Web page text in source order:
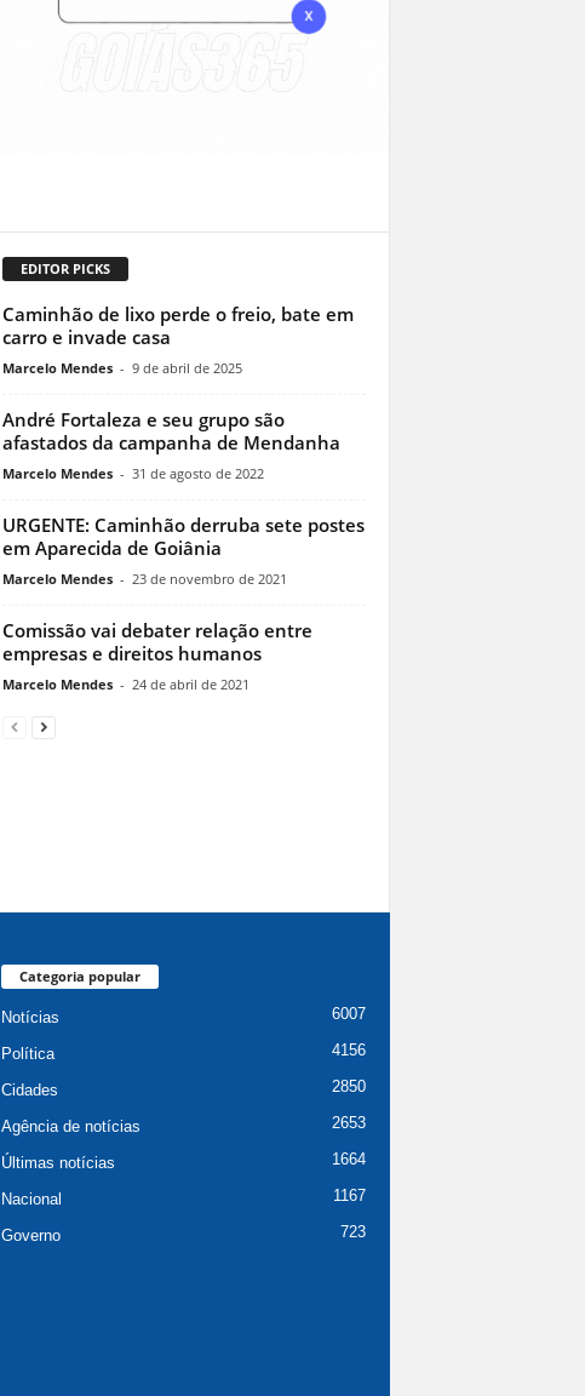
EDITOR PICKS
Caminhão de lixo perde o freio, bate em
carro e invade casa
Marcelo Mendes - 9 de abril de 2025
André Fortaleza e seu grupo são
afastados da campanha de Mendanha
Marcelo Mendes - 31 de agosto de 2022
URGENTE: Caminhão derruba sete postes
em Aparecida de Goiânia
Marcelo Mendes - 23 de novembro de 2021
Comissão vai debater relação entre
empresas e direitos humanos
Marcelo Mendes - 24 de abril de 2021
Categoria popular
Notícias 6007
Política 4156
Cidades 2850
Agência de notícias 2653
Últimas notícias 1664
Nacional 1167
Governo 723